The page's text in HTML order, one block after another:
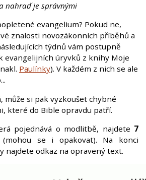
nahraď je správnými
evangelium? Pokud ne,
znalosti novozákonních příběhů a
týdnů vám postupně
evangelijních úryvků z knihy Moje
Paulínky). V každém z nich se ale
může si pak vyzkoušet chybné
které do Bible opravdu patří.
pojednává o modlitbě, najdete 7
(mohou se i opakovat). Na konci
najdete odkaz na opravený text.